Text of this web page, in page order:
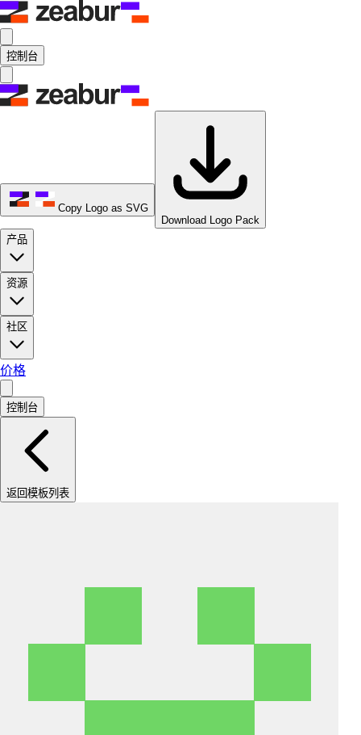
控制台
Copy Logo as SVG
Download Logo Pack
产品
资源
社区
价格
控制台
返回模板列表